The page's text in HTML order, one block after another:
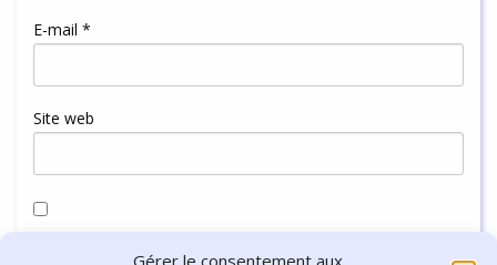
Gérer le consentement aux
E-mail *
Site web